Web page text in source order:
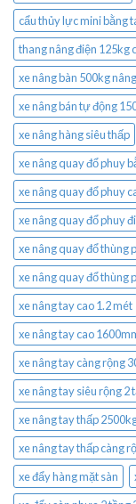
cẩu thủy lực mini bằng
thang nâng điện 125kg
xe nâng bàn 500kg
xe nâng bán tự động
xe nâng hàng siêu thấp
xe nâng quay đổ phuy
xe nâng quay đổ phuy
xe nâng quay đổ phuy
xe nâng quay đổ thùng
xe nâng quay đổ thùng
xe nâng tay cao 1.2 mét
xe nâng tay cao
xe nâng tay càng rộng
xe nâng tay siêu rộng 2
xe nâng tay thấp
xe nâng tay thấp càng
xe đẩy hàng mặt sàn